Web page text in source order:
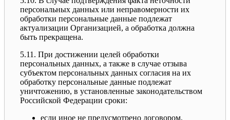
персональных данных или неправомерности их
обработки персональные данные подлежат
актуализации Организацией, а обработка должна
быть прекращена.
5.11. При достижении целей обработки
персональных данных, а также в случае отзыва
субъектом персональных данных согласия на их
обработку персональные данные подлежат
уничтожению, в установленные законодательством
Российской Федерации сроки:
если иное не предусмотрено договором,